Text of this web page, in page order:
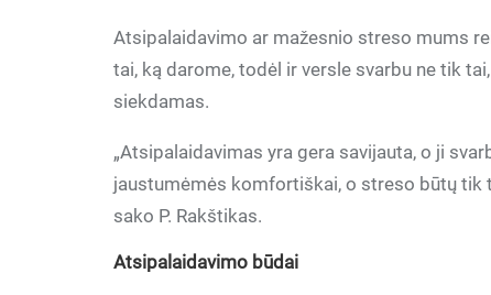
Atsipalaidavimo ar mažesnio streso mums
tai, ką darome, todėl ir versle svarbu ne tik
siekdamas.
„Atsipalaidavimas yra gera savijauta, o ji
jaustumėmės komfortiškai, o streso būtų tik
sako P. Rakštikas.
Atsipalaidavimo būdai